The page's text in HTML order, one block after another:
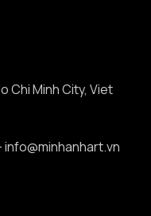
Chi Minh City, Viet
info@minhanhart.vn